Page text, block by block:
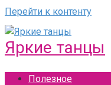
Перейти к контенту
Яркие танцы
Полезное